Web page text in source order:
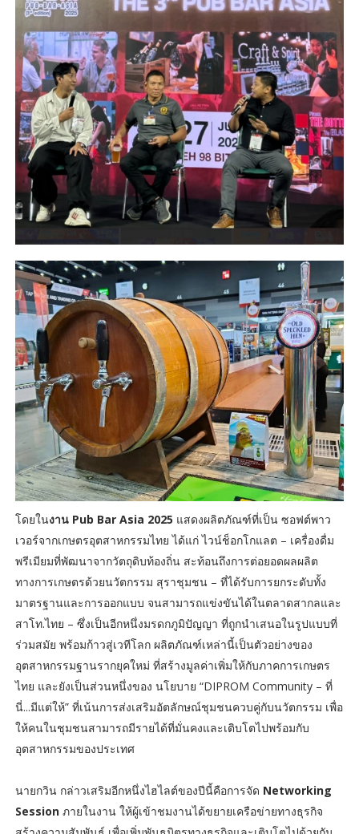
โดยในงาน Pub Bar Asia 2025 แสดงผลิตภัณฑ์ที่เป็น ซอฟต์พาว
เวอร์จากเกษตรอุตสาหกรรมไทย ได้แก่ ไวน์ช็อกโกแลต – เครื่องดื่ม
พรีเมียมที่พัฒนาจากวัตถุดิบท้องถิ่น สะท้อนถึงการต่อยอดผลผลิต
ทางการเกษตรด้วยนวัตกรรม สุราชุมชน – ที่ได้รับการยกระดับทั้ง
มาตรฐานและการออกแบบ จนสามารถแข่งขันได้ในตลาดสากลและ
สาโท.ไทย – ซึ่งเป็นอีกหนึ่งมรดกภูมิปัญญา ที่ถูกนำเสนอในรูปแบบที่
ร่วมสมัย พร้อมก้าวสู่เวทีโลก ผลิตภัณฑ์เหล่านี้เป็นตัวอย่างของ
อุตสาหกรรมฐานรากยุคใหม่ ที่สร้างมูลค่าเพิ่มให้กับภาคการเกษตร
ไทย และยังเป็นส่วนหนึ่งของ นโยบาย “DIPROM Community – ที่
นี่...มีแต่ให้” ที่เน้นการส่งเสริมอัตลักษณ์ชุมชนควบคู่กับนวัตกรรม เพื่อ
ให้คนในชุมชนสามารถมีรายได้ที่มั่นคงและเติบโตไปพร้อมกับ
อุตสาหกรรมของประเทศ
นายกวิน กล่าวเสริมอีกหนึ่งไฮไลต์ของปีนี้คือการจัด Networking
Session ภายในงาน ให้ผู้เข้าชมงานได้ขยายเครือข่ายทางธุรกิจ